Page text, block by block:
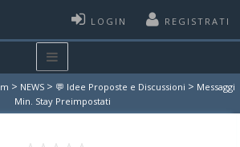
LOGIN REGISTRATI
> NEWS > 💬 Idee Proposte e Discussioni > Messaggi
Min. Stay Preimpostati